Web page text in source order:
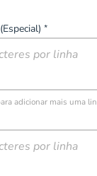
*
adicionar mais uma